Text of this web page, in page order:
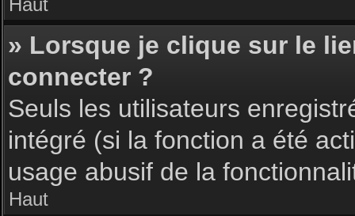
Haut
» Lorsque je clique sur le
connecter ?
Seuls les utilisateurs
intégré (si la fonction a été
usage abusif de la
Haut